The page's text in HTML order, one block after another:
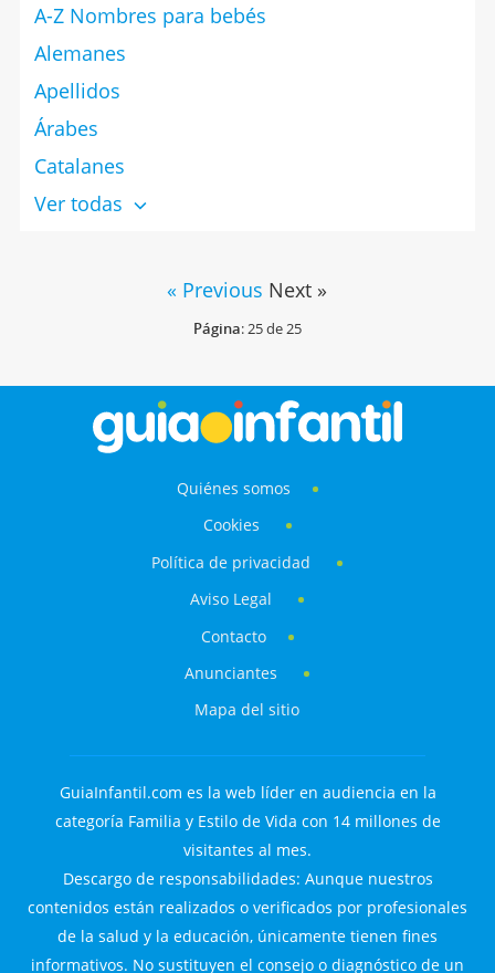
A-Z Nombres para bebés
Alemanes
Apellidos
Árabes
Catalanes
Ver todas
« Previous Next »
Página: 25 de 25
Quiénes somos
Cookies
Política de privacidad
Aviso Legal
Contacto
Anunciantes
Mapa del sitio
GuiaInfantil.com es la web líder en audiencia en la
categoría Familia y Estilo de Vida con 14 millones de
visitantes al mes.
Descargo de responsabilidades: Aunque nuestros
contenidos están realizados o verificados por profesionales
de la salud y la educación, únicamente tienen fines
informativos. No sustituyen el consejo o diagnóstico de un